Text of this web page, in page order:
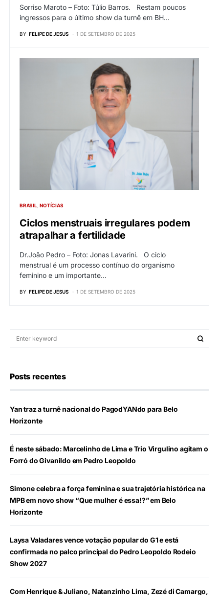
Sorriso Maroto – Foto: Túlio Barros. Restam poucos
ingressos para o último show da turnê em BH…
BY FELIPE DE JESUS 1 DE SETEMBRO DE 2025
BRASIL NOTÍCIAS
Ciclos menstruais irregulares podem
atrapalhar a fertilidade
Dr.João Pedro – Foto: Jonas Lavarini. O ciclo
menstrual é um processo contínuo do organismo
feminino e um importante…
BY FELIPE DE JESUS 1 DE SETEMBRO DE 2025
Posts recentes
Yan traz a turnê nacional do PagodYANdo para Belo
Horizonte
É neste sábado: Marcelinho de Lima e Trio Virgulino agitam o
Forró do Givanildo em Pedro Leopoldo
Simone celebra a força feminina e sua trajetória histórica na
MPB em novo show “Que mulher é essa!?” em Belo
Horizonte
Laysa Valadares vence votação popular do G1 e está
confirmada no palco principal do Pedro Leopoldo Rodeio
Show 2027
Com Henrique & Juliano, Natanzinho Lima, Zezé di Camargo,